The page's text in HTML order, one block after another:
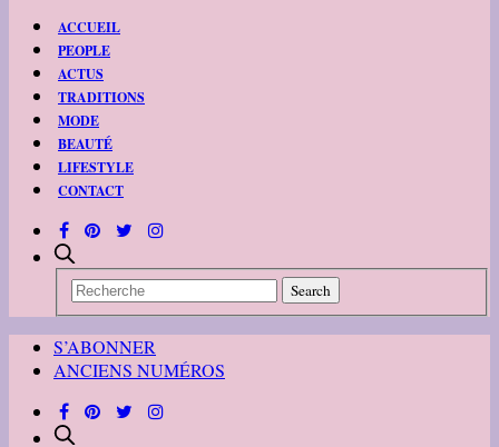
ACCUEIL
PEOPLE
ACTUS
TRADITIONS
MODE
BEAUTÉ
LIFESTYLE
CONTACT
S’ABONNER
ANCIENS NUMÉROS